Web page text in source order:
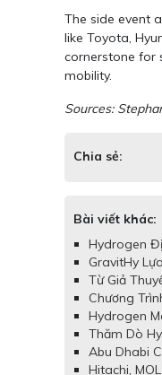
The side event
like Toyota,
cornerstone for
mobility.
Sources:
Chia sẻ:
Bài viết khác:
Hydrogen
GravitHy
Từ Giả
Chương
Hydrogen
Thăm Dò
Abu Dhabi
Hitachi,